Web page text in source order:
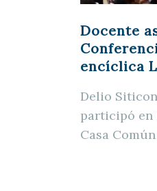
Docente
encíclica
Delio
participó en
Casa